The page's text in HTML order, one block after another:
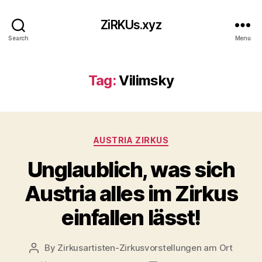
Search
ZiRKUs.xyz
Menu
Tag:Vilimsky
Categories
AUSTRIA ZIRKUS
Unglaublich, was sich
Austria alles im Zirkus
einfallen lässt!
Post
By Zirkusartisten-Zirkusvorstellungen am Ort